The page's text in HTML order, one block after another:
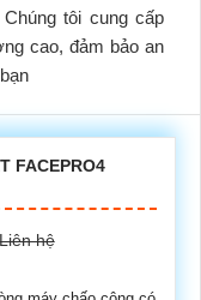
tôi cung cấp
cao, đảm bảo an
FACEPRO4
hệ